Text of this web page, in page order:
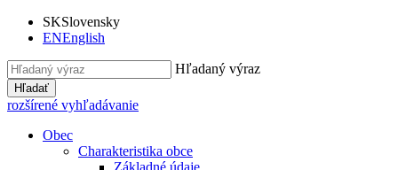
SKSlovensky
ENEnglish
Hľadaný výraz
Hľadať
rozšírené vyhľadávanie
Obec
Charakteristika obce
Základné údaje